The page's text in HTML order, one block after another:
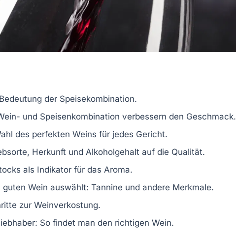
der Speisekombination.
und Speisenkombination verbessern den Geschmack.
des perfekten Weins für jedes Gericht.
, Herkunft und Alkoholgehalt auf die Qualität.
als Indikator für das Aroma.
guten Wein auswählt: Tannine und andere Merkmale.
zur Weinverkostung.
: So findet man den richtigen Wein.